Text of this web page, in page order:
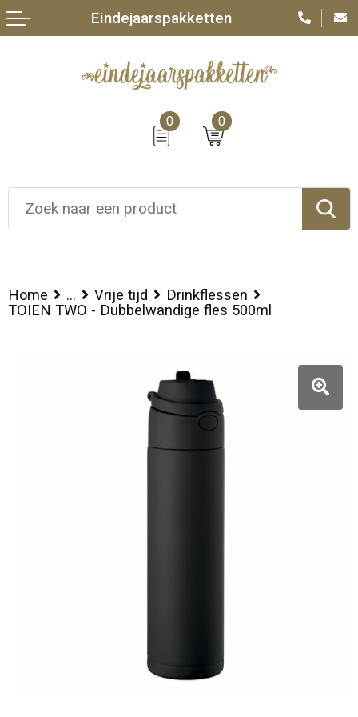
0 0
Eindejaarspakketten
Home ... Vrije tijd
Drinkflessen
TOIEN TWO - Dubbelwandige fles 500ml